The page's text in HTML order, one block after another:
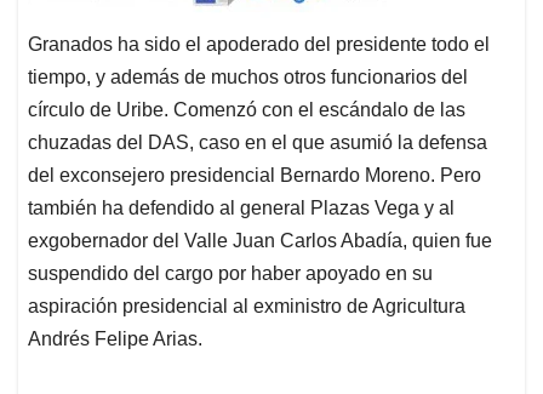
Granados ha sido el apoderado del presidente todo el
tiempo, y además de muchos otros funcionarios del
círculo de Uribe. Comenzó con el escándalo de las
chuzadas del DAS, caso en el que asumió la defensa
del exconsejero presidencial Bernardo Moreno. Pero
también ha defendido al general Plazas Vega y al
exgobernador del Valle Juan Carlos Abadía, quien fue
suspendido del cargo por haber apoyado en su
aspiración presidencial al exministro de Agricultura
Andrés Felipe Arias.